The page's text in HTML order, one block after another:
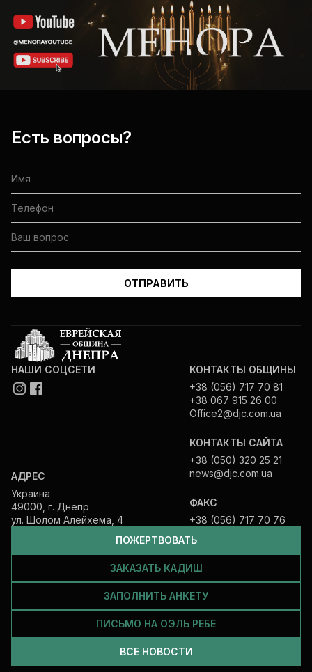
Есть вопросы?
ПОЖЕРТВОВАТЬ
ЗАКАЗАТЬ КАДИШ
ЗАПОЛНИТЬ АНКЕТУ
ПИСЬМО НА ОЭЛЬ РЕБЕ
ВСЕ НОВОСТИ
НАШИ СОЦСЕТИ
АДРЕС
Украина
49000, г. Днепр
ул. Шолом Алейхема, 4
КОНТАКТЫ ОБЩИНЫ
+38 (056) 717 70 81
+38 067 915 26 00
Office2@djc.com.ua
КОНТАКТЫ САЙТА
+38 (050) 320 25 21
news@djc.com.ua
ФАКС
+38 (056) 717 70 76